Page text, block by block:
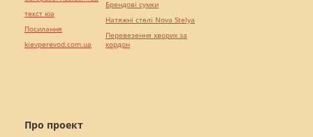
Про проект
текст юа
Посилання
kievperevod.com.ua
Брендові сумки
Натяжні стелі Nova Stelya
Перевезення хворих за
кордон